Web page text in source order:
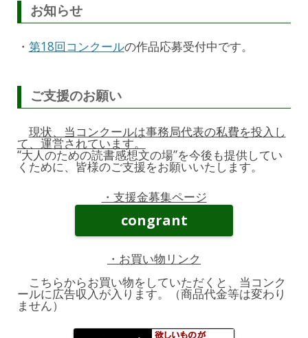
お知らせ
・ 第18回コンクールの作品応募受付中です。
ご支援のお願い
現状、当コンクールは事務局代表の私費を投入し
て、運営されています。
“大人のための読書感想文の場”を今後も提供してい
くために、皆様のご支援をお願いいたします。
・支援金募集ページ
congrant
・お買い物リンク
こちらからお買い物をしていただくと、当コンク
ールに広告収入が入ります。（商品代金等は変わり
ません）